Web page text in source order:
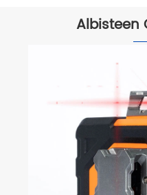
Albisteen